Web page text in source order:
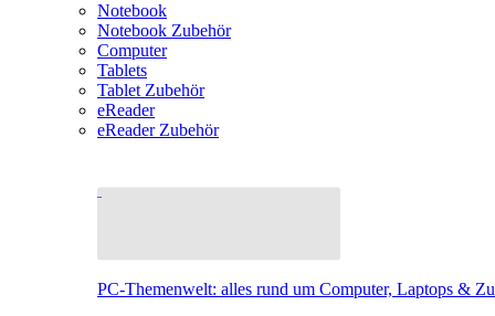
Notebook
Notebook Zubehör
Computer
Tablets
Tablet Zubehör
eReader
eReader Zubehör
PC-Themenwelt: alles rund um Computer, Laptops &